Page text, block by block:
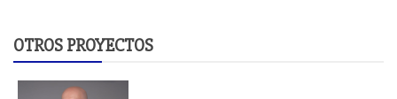
OTROS PROYECTOS